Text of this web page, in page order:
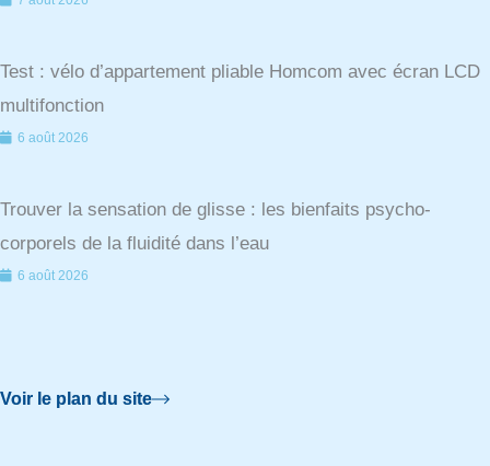
Test : vélo d’appartement pliable Homcom avec écran LCD
multifonction
6 août 2026
Trouver la sensation de glisse : les bienfaits psycho-
corporels de la fluidité dans l’eau
6 août 2026
Voir le plan du site